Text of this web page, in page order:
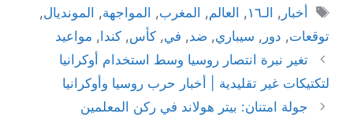
الوسوم
أخبار , الـ١٦ , العالم, المغرب, المواجهة, المونديال,
توقعات, دور , سيباري, ضد, في, كأس, كندا, مواعيد
تغير نبرة انتصار روسيا وسط استخدام أوكرانيا
لتكتيكات غير تقليدية | أخبار حرب روسيا وأوكرانيا
جولة امتنان: بيتر هولاند في ركن المعلمين